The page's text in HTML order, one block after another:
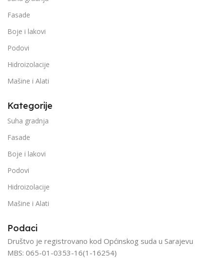
Fasade
Boje i lakovi
Podovi
Hidroizolacije
Mašine i Alati
Kategorije
Suha gradnja
Fasade
Boje i lakovi
Podovi
Hidroizolacije
Mašine i Alati
Podaci
Društvo je registrovano kod Općinskog suda u Sarajevu
MBS: 065-01-0353-16(1-16254)